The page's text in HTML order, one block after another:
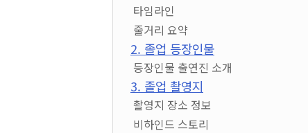
타임라인
줄거리 요약
2. 졸업 등장인물
등장인물 출연진 소개
3. 졸업 촬영지
촬영지 장소 정보
비하인드 스토리